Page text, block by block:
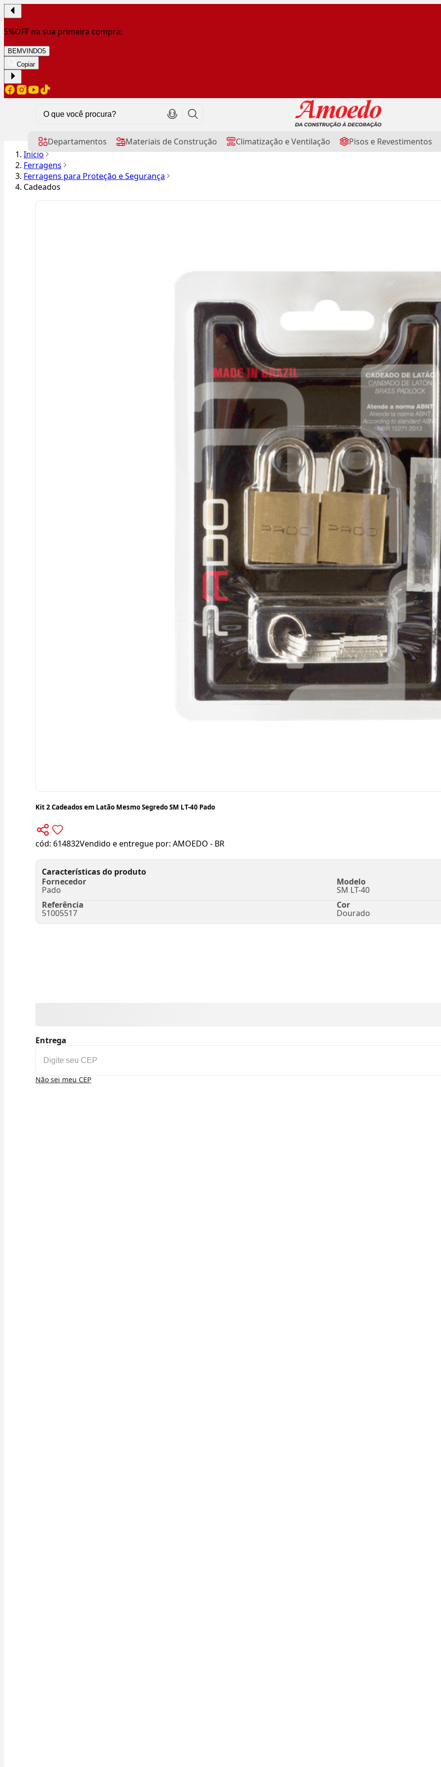
5%OFF na sua primeira compra:
BEMVINDO5
Copiar
Departamentos Materiais de Construção Climatização e Ventilação Pisos e Revestimentos
Início
Ferragens
Ferragens para Proteção e Segurança
Cadeados
Kit 2 Cadeados em Latão Mesmo Segredo SM LT-40 Pado
cód: 614832Vendido e entregue por: AMOEDO - BR
Características do produto
Fornecedor
Pado
Modelo
SM LT-40
Referência
51005517
Cor
Dourado
Entrega
Não sei meu CEP